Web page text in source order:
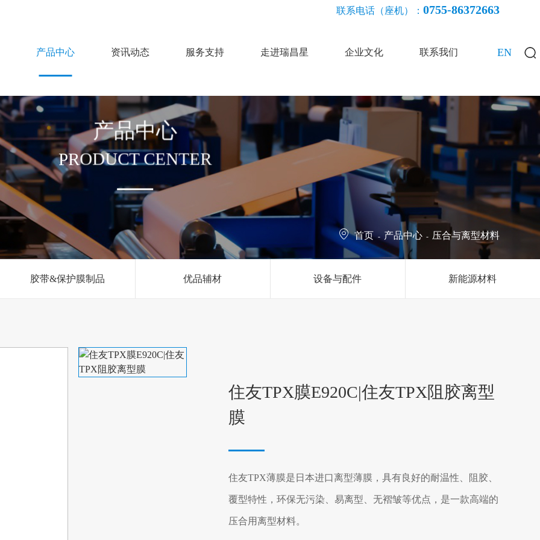
联系电话（座机）： 0755-86372663
产品中心 资讯动态 服务支持 走进瑞昌星 企业文化 联系我们 EN
产品中心
PRODUCT CENTER
首页 - 产品中心 - 压合与离型材料
胶带&保护膜制品 优品辅材 设备与配件 新能源材料
住友TPX膜E920C|住友TPX阻胶离型
膜
住友TPX薄膜是日本进口离型薄膜，具有良好的耐温性、阻胶、
覆型特性，环保无污染、易离型、无褶皱等优点，是一款高端的
压合用离型材料。